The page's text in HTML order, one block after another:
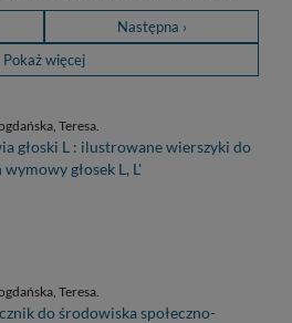
Następna ›
Pokaż więcej
Teresa.
głoski L : ilustrowane wierszyki do
głosek L, L'
Teresa.
do środowiska społeczno-